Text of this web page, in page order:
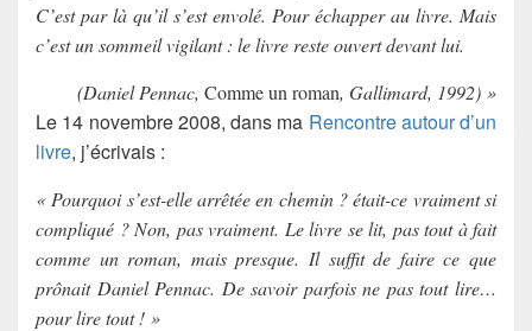
C’est par là qu’il s’est envolé. Pour échapper au livre. Mais
c’est un sommeil vigilant : le livre reste ouvert devant lui.
(Daniel Pennac, Comme un roman, Gallimard, 1992) »
Le 14 novembre 2008, dans ma Rencontre autour d’un
livre, j’écrivais :
« Pourquoi s’est-elle arrêtée en chemin ? était-ce vraiment si
compliqué ? Non, pas vraiment. Le livre se lit, pas tout à fait
comme un roman, mais presque. Il suffit de faire ce que
prônait Daniel Pennac. De savoir parfois ne pas tout lire…
pour lire tout ! »